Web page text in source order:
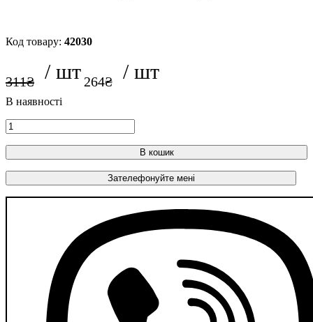
42030
311₴ 264₴
В кошик
Зателефонуйте мені